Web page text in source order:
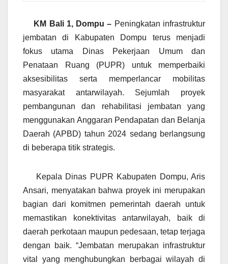
KM Bali 1, Dompu – Peningkatan infrastruktur
jembatan di Kabupaten Dompu terus menjadi
fokus utama Dinas Pekerjaan Umum dan
Penataan Ruang (PUPR) untuk memperbaiki
aksesibilitas serta memperlancar mobilitas
masyarakat antarwilayah. Sejumlah proyek
pembangunan dan rehabilitasi jembatan yang
menggunakan Anggaran Pendapatan dan Belanja
Daerah (APBD) tahun 2024 sedang berlangsung
di beberapa titik strategis.
Kepala Dinas PUPR Kabupaten Dompu, Aris
Ansari, menyatakan bahwa proyek ini merupakan
bagian dari komitmen pemerintah daerah untuk
memastikan konektivitas antarwilayah, baik di
daerah perkotaan maupun pedesaan, tetap terjaga
dengan baik. “Jembatan merupakan infrastruktur
vital yang menghubungkan berbagai wilayah di